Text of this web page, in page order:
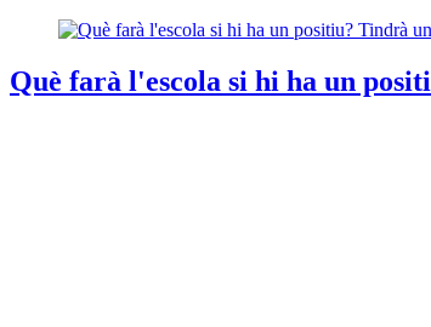
Què farà l'escola si hi ha un